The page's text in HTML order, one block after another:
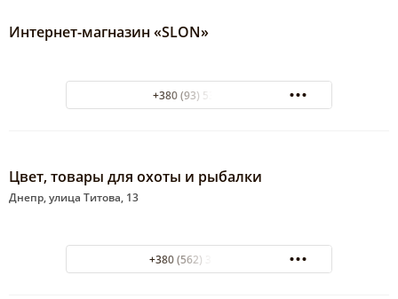
Интернет-магназин «SLON»
+380 (93) 5393904
Цвет, товары для охоты и рыбалки
Днепр, улица Титова, 13
+380 (562) 31-30-51